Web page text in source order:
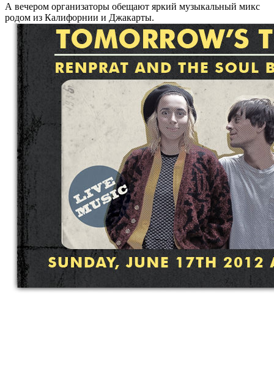
А вечером организаторы обещают яркий музыкальный микс
родом из Калифорнии и Джакарты.